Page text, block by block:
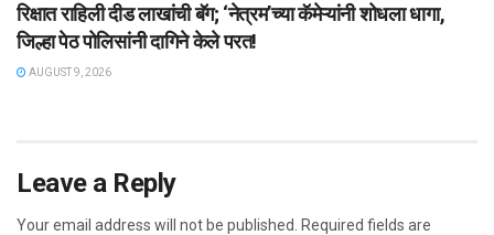
रिक्षात राहिली दीड लाखांची बॅग; ‘नेत्रम’च्या कॅमेऱ्यांनी शोधला धागा,
जिल्हा पेठ पोलिसांनी दागिने केले परत!
AUGUST 9, 2026
Leave a Reply
Your email address will not be published.
Required fields are